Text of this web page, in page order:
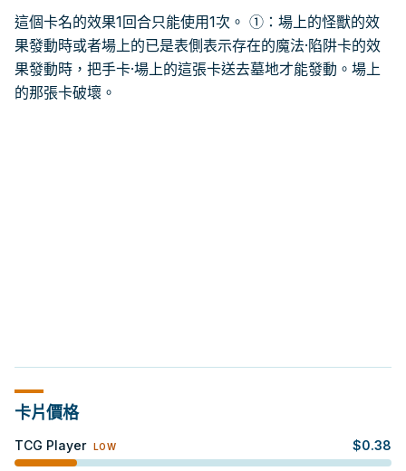
這個卡名的效果1回合只能使用1次。 ①：場上的怪獸的效
果發動時或者場上的已是表側表示存在的魔法·陷阱卡的效
果發動時，把手卡·場上的這張卡送去墓地才能發動。場上
的那張卡破壞。
卡片價格
TCG Player LOW $0.38